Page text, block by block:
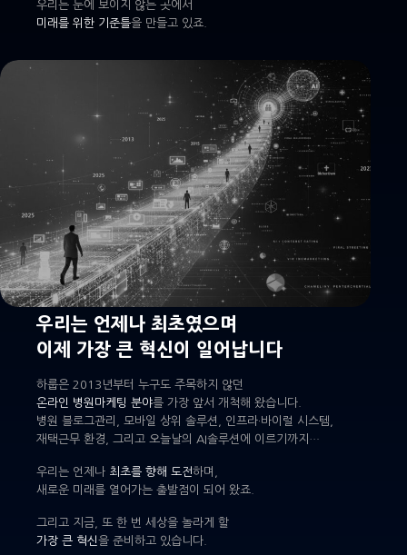
우리는 눈에 보이지 않는 곳에서
미래를 위한 기준틀을 만들고 있죠.
우리는 언제나 최초였으며
이제 가장 큰 혁신이 일어납니다
하룹은 2013년부터 누구도 주목하지 않던
온라인 병원마케팅 분야를 가장 앞서 개척해 왔습니다.
병원 블로그관리, 모바일 상위 솔루션, 인프라·바이럴 시스템,
재택근무 환경, 그리고 오늘날의 AI솔루션에 이르기까지…
우리는 언제나 최초를 향해 도전하며,
새로운 미래를 열어가는 출발점이 되어 왔죠.
그리고 지금, 또 한 번 세상을 놀라게 할
가장 큰 혁신을 준비하고 있습니다.